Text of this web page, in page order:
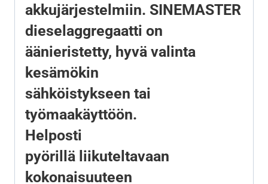
akkujärjestelmiin. SINEMASTER
dieselaggregaatti on
äänieristetty, hyvä valinta
kesämökin
sähköistykseen tai
työmaakäyttöön.
Helposti
pyörillä liikuteltavaan
kokonaisuuteen